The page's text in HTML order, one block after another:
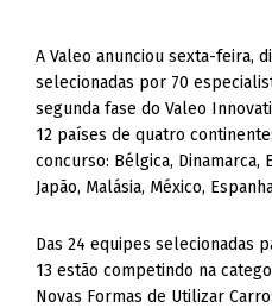
A Valeo anunciou sexta-feira,
selecionadas por 70
segunda fase do Valeo
12 países de quatro
concurso: Bélgica, Dinamarca,
Japão, Malásia, México,
Das 24 equipes selecionadas
13 estão competindo na
Novas Formas de Utilizar